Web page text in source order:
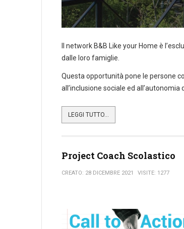
Il network B&B Like your Home è
dalle loro famiglie.
Questa opportunità pone le persone
all’inclusione sociale ed
LEGGI TUTTO...
Project Coach Scolastico
CREATO: 28 DICEMBRE 2021 VISITE: 1277